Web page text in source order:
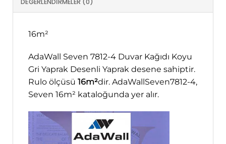
16m²
AdaWall Seven 7812-4 Duvar Kağıdı Koyu
Gri Yaprak Desenli Yaprak desene sahiptir.
Rulo ölçüsü 16m²dir. AdaWallSeven7812-4,
Seven 16m² kataloğunda yer alır.